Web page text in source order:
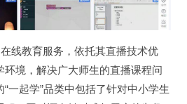
线教育服务，依托其直播技术优
环境，解决广大师生的直播课程问
一起学”品类中包括了针对中小学生